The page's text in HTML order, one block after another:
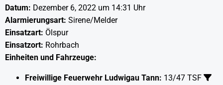
Datum: Dezember 6, 2022 um 14:31 Uhr
Alarmierungsart: Sirene/Melder
Einsatzart: Ölspur
Einsatzort: Rohrbach
Einheiten und Fahrzeuge:
Freiwillige Feuerwehr Ludwigau Tann: 13/47 TSF